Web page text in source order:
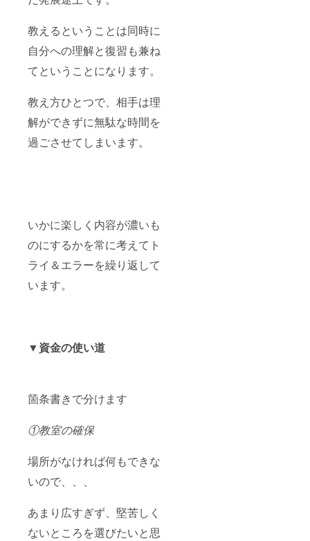
教えるということは同時に
自分への理解と復習も兼ね
てということになります。
教え方ひとつで、相手は理
解ができずに無駄な時間を
過ごさせてしまいます。
いかに楽しく内容が濃いも
のにするかを常に考えてト
ライ＆エラーを繰り返して
います。
▼資金の使い道
箇条書きで分けます
①教室の確保
場所がなければ何もできな
いので、、、
あまり広すぎず、堅苦しく
ないところを選びたいと思